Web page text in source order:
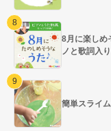
8月に楽しめ
ノと歌詞入
簡単スライ